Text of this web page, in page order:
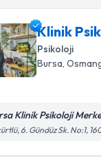
Klinik
Psikoloji
Bursa,
Klinik Psikoloji
6. Gündüz Sk. No:1,